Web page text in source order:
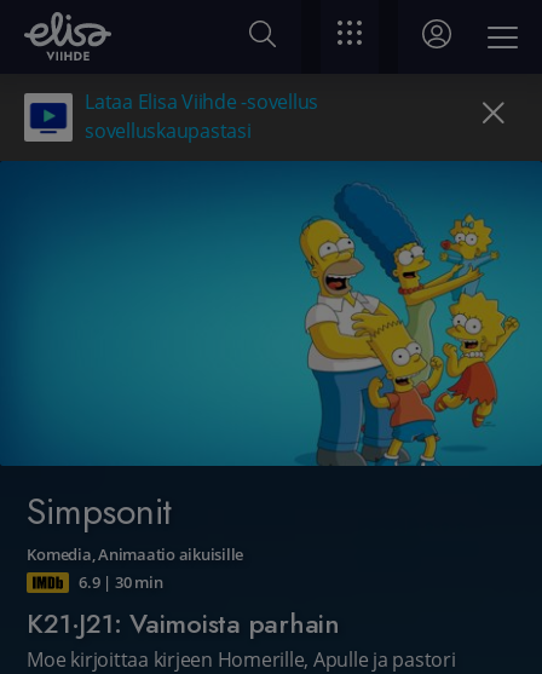
Lataa Elisa Viihde -sovellus
sovelluskaupastasi
Simpsonit
Komedia,Animaatio aikuisille
6.9| 30 min
K21·J21: Vaimoista parhain
Moe kirjoittaa kirjeen Homerille, Apulle ja pastori